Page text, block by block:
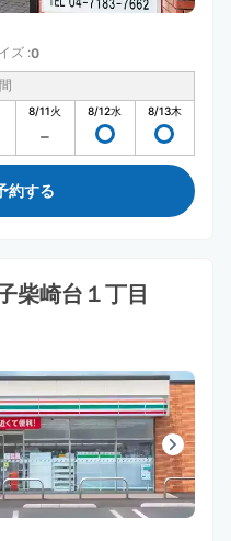
ズ :0
8/11火 8/12水 8/13木
約する
柴崎台１丁目